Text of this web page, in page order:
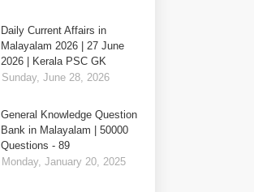
Daily Current Affairs in
Malayalam 2026 | 27 June
2026 | Kerala PSC GK
Sunday, June 28, 2026
General Knowledge Question
Bank in Malayalam | 50000
Questions - 89
Monday, January 20, 2025